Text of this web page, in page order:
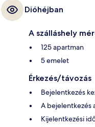
Dióhéjban
A szálláshely
125 apartman
5 emelet
Érkezés/távozás
Bejelentkezés
A bejelentkezés
Kijelentkezési